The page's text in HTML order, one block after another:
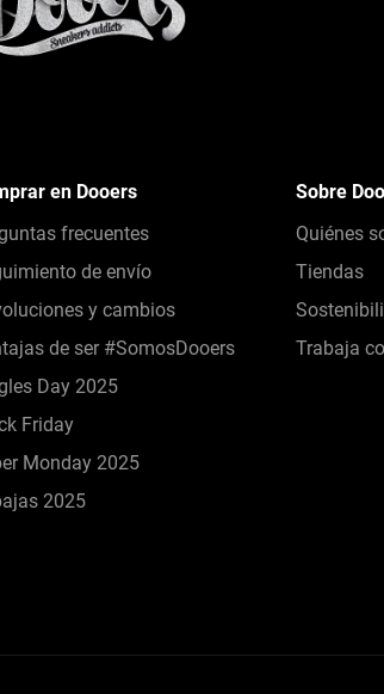
en Dooers
frecuentes
de envío
y cambios
de ser #SomosDooers
Day 2025
Friday
Monday 2025
2025
Sobre
Quiénes
Tiendas
Trabaja